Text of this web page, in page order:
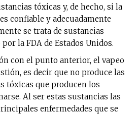
tóxicas y, de hecho, si la
confiable y adecuadamente
se trata de sustancias
la FDA de Estados Unidos.
con el punto anterior, el vapeo
es decir que no produce las
tóxicas que producen los
Al ser estas sustancias las
enfermedades que se